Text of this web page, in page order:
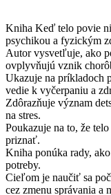
Kniha Keď telo povie
psychikou a fyzickým
Autor vysvetľuje, ako
ovplyvňujú vznik
Ukazuje na príkladoch
vedie k vyčerpaniu a
Zdôrazňuje význam
na stres.
Poukazuje na to, že
priznať.
Kniha ponúka rady,
potreby.
Cieľom je naučiť sa
cez zmenu správania a